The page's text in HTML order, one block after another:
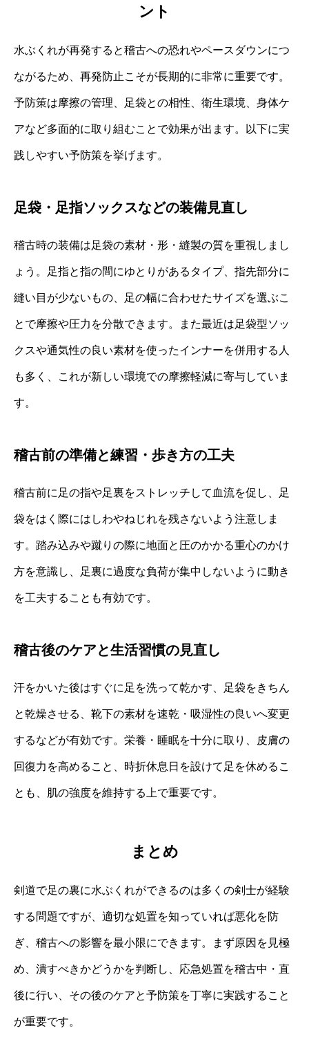
ント
水ぶくれが再発すると稽古への恐れやペースダウンにつ
ながるため、再発防止こそが長期的に非常に重要です。
予防策は摩擦の管理、足袋との相性、衛生環境、身体ケ
アなど多面的に取り組むことで効果が出ます。以下に実
践しやすい予防策を挙げます。
足袋・足指ソックスなどの装備見直し
稽古時の装備は足袋の素材・形・縫製の質を重視しまし
ょう。足指と指の間にゆとりがあるタイプ、指先部分に
縫い目が少ないもの、足の幅に合わせたサイズを選ぶこ
とで摩擦や圧力を分散できます。また最近は足袋型ソッ
クスや通気性の良い素材を使ったインナーを併用する人
も多く、これが新しい環境での摩擦軽減に寄与していま
す。
稽古前の準備と練習・歩き方の工夫
稽古前に足の指や足裏をストレッチして血流を促し、足
袋をはく際にはしわやねじれを残さないよう注意しま
す。踏み込みや蹴りの際に地面と圧のかかる重心のかけ
方を意識し、足裏に過度な負荷が集中しないように動き
を工夫することも有効です。
稽古後のケアと生活習慣の見直し
汗をかいた後はすぐに足を洗って乾かす、足袋をきちん
と乾燥させる、靴下の素材を速乾・吸湿性の良いへ変更
するなどが有効です。栄養・睡眠を十分に取り、皮膚の
回復力を高めること、時折休息日を設けて足を休めるこ
とも、肌の強度を維持する上で重要です。
まとめ
剣道で足の裏に水ぶくれができるのは多くの剣士が経験
する問題ですが、適切な処置を知っていれば悪化を防
ぎ、稽古への影響を最小限にできます。まず原因を見極
め、潰すべきかどうかを判断し、応急処置を稽古中・直
後に行い、その後のケアと予防策を丁寧に実践すること
が重要です。